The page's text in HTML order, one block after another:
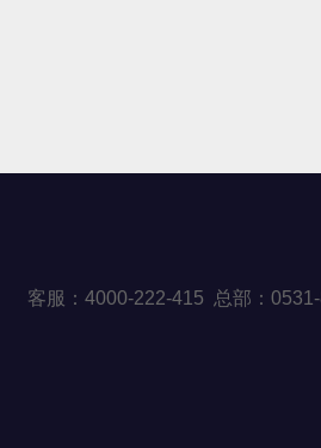
客服：4000-222-415 总部：